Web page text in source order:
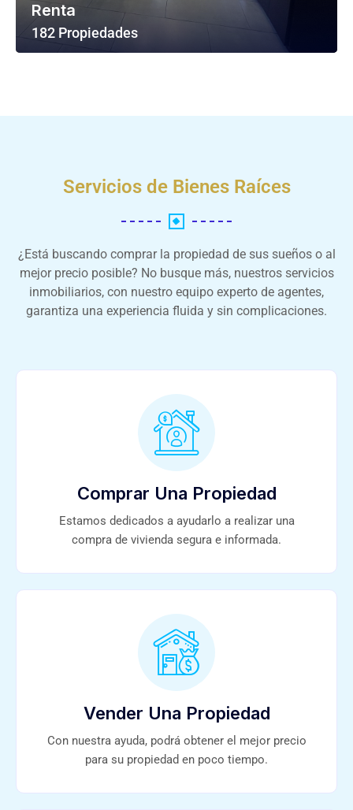
Renta
182 Propiedades
Servicios de Bienes Raíces
¿Está buscando comprar la propiedad de sus sueños o al
mejor precio posible? No busque más, nuestros servicios
inmobiliarios, con nuestro equipo experto de agentes,
garantiza una experiencia fluida y sin complicaciones.
Comprar Una Propiedad
Estamos dedicados a ayudarlo a realizar una
compra de vivienda segura e informada.
Vender Una Propiedad
Con nuestra ayuda, podrá obtener el mejor precio
para su propiedad en poco tiempo.